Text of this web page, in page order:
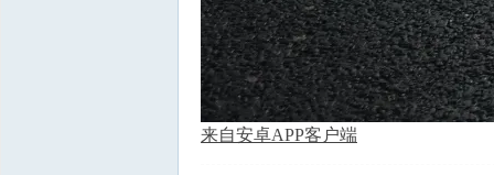
来自安卓APP客户端